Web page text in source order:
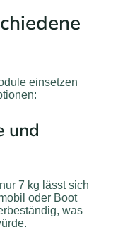
einsetzen
und
7 kg lässt sich
oder Boot
was